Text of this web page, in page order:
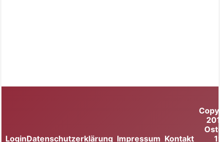
LoginDatenschutzerklärung Impressum Kontakt